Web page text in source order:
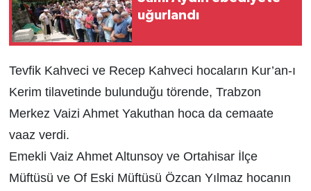
uğurlandı
Tevfik Kahveci ve Recep Kahveci hocaların Kur’an-ı
Kerim tilavetinde bulunduğu törende, Trabzon
Merkez Vaizi Ahmet Yakuthan hoca da cemaate
vaaz verdi.
Emekli Vaiz Ahmet Altunsoy ve Ortahisar İlçe
Müftüsü ve Of Eski Müftüsü Özcan Yılmaz hocanın